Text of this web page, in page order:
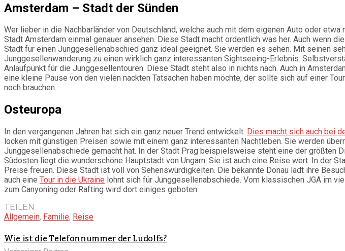
Amsterdam – Stadt der Sünden
Wer lieber in die Nachbarländer von Deutschland, welche auch mit dem eigenen Auto oder
Stadt Amsterdam einmal genauer ansehen. Diese Stadt macht ordentlich was her. Auch wenn
Stadt für einen Junggesellenabschied ganz ideal geeignet. Sie werden es sehen. Mit seinen
Junggesellenwanderung zu einen wirklich ganz interessanten Sightseeing-Erlebnis.
Anlaufpunkt für die Junggesellentouren. Diese Stadt steht also in nichts nach. Auch in
eine kleine Pause von den vielen nackten Tatsachen haben möchte, der sollte sich auf einer
noch brauchen.
Osteuropa
In den vergangenen Jahren hat sich ein ganz neuer Trend entwickelt. Dies macht sich auch bei
locken mit günstigen Preisen sowie mit einem ganz interessanten Nachtleben. Sie werden
Junggesellenabschiede gemacht hat. In der Stadt Prag beispielsweise steht eine der größten
Südosten liegt die wunderschöne Hauptstadt von Ungarn. Sie ist auch eine Reise wert. In der
Preise freuen. Diese Stadt ist voll von Sehenswürdigkeiten. Die bekannte Donau lädt ihre
auch eine Tour in die Ukraine lohnt sich für Junggesellenabschiede. Vom klassischen JGA im
zum Canyoning oder Rafting wird dort einiges geboten.
TEILEN
Allgemein, Familie, Reise
Wie ist die Telefonnummer der Ludolfs?